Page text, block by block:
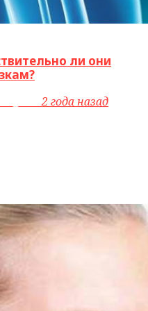
ли они
2 года назад